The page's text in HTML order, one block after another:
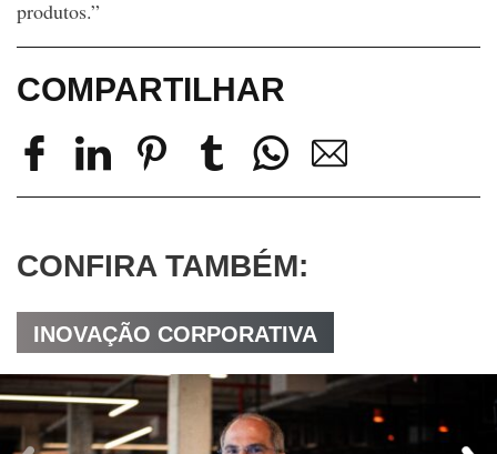
produtos.”
COMPARTILHAR
CONFIRA TAMBÉM:
INOVAÇÃO CORPORATIVA